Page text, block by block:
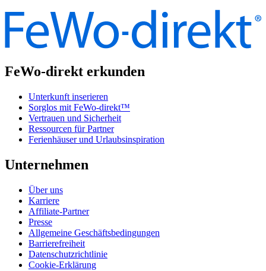
FeWo-direkt erkunden
Unterkunft inserieren
Sorglos mit FeWo-direkt™
Vertrauen und Sicherheit
Ressourcen für Partner
Ferienhäuser und Urlaubsinspiration
Unternehmen
Über uns
Karriere
Affiliate-Partner
Presse
Allgemeine Geschäftsbedingungen
Barrierefreiheit
Datenschutzrichtlinie
Cookie-Erklärung